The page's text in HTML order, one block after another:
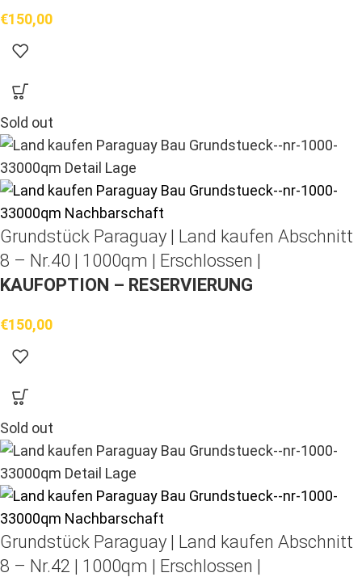
€150,00
Sold out
Grundstück Paraguay | Land kaufen Abschnitt
8 – Nr.40 | 1000qm | Erschlossen |
KAUFOPTION – RESERVIERUNG
€150,00
Sold out
Grundstück Paraguay | Land kaufen Abschnitt
8 – Nr.42 | 1000qm | Erschlossen |